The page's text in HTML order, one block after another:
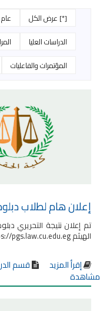
[*] عرض الكل عام
الدراسات العليا
المؤتمرات والفاعليات
إعلان هام لطلاب دبلوم
الهيثم https://pgs.law.cu.edu.eg
إقرأ المزيد قسم
مشاهدة